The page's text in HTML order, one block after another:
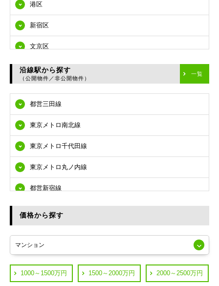
港区
新宿区
文京区
台東区
江東区
品川区
目黒区
大田区
世田谷区
渋谷区
練馬区
葛飾区
横浜市鶴見区
沿線駅から探す
（公開物件／非公開物件）
一覧
都営三田線
東京メトロ南北線
東京メトロ千代田線
東京メトロ丸ノ内線
都営新宿線
都営浅草線
価格から探す
1000～1500万円 1500～2000万円 2000～2500万円